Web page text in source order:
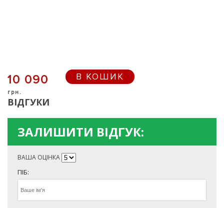
10 090
грн.
В КОШИК
ВІДГУКИ
ЗАЛИШИТИ ВІДГУК:
ВАША ОЦІНКА
ПІБ: